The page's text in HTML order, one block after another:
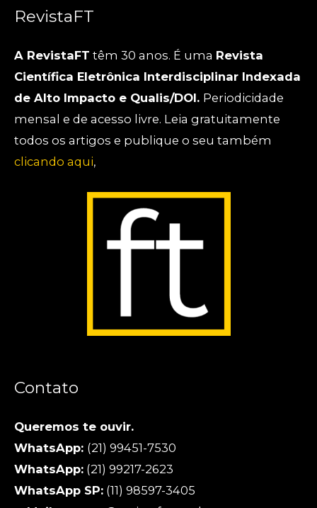
RevistaFT
A RevistaFT têm 30 anos. É uma Revista
Científica Eletrônica Interdisciplinar Indexada
de Alto Impacto e Qualis/DOI. Periodicidade
mensal e de acesso livre. Leia gratuitamente
todos os artigos e publique o seu também
clicando aqui,
Contato
Queremos te ouvir.
WhatsApp: (21) 99451-7530
WhatsApp: (21) 99217-2623
WhatsApp SP: (11) 98597-3405